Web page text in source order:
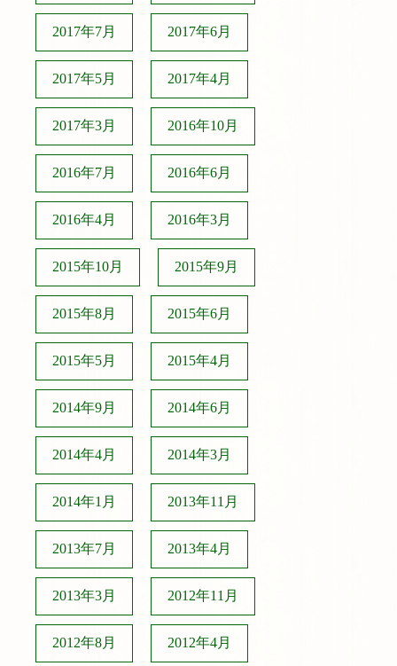
2017年7月 2017年6月
2017年5月 2017年4月
2017年3月 2016年10月
2016年7月 2016年6月
2016年4月 2016年3月
2015年10月 2015年9月
2015年8月 2015年6月
2015年5月 2015年4月
2014年9月 2014年6月
2014年4月 2014年3月
2014年1月 2013年11月
2013年7月 2013年4月
2013年3月 2012年11月
2012年8月 2012年4月